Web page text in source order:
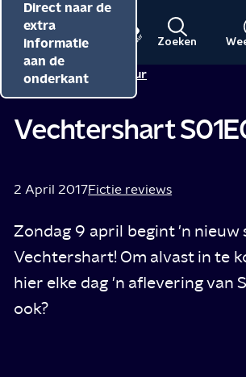
Direct naar de
inhoud
Direct naar de
hoofdnavigatie
Direct naar de
extra
informatie
aan de
onderkant
Menu
Naar
de
NPO
beginpagina
NPO
Zoeken
Redactie NPO Cultuur
Vechtershart
2 April 2017Fictie reviews
Zondag 9 april begint 'n nieuw
Vechtershart! Om alvast in te
hier elke dag 'n aflevering van
ook?